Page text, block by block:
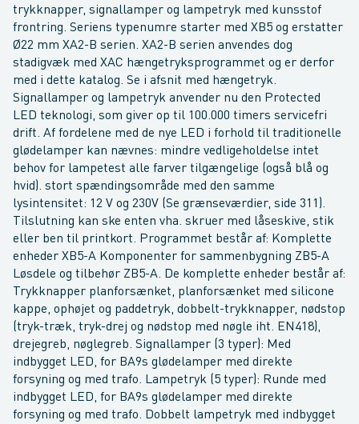
trykknapper, signallamper og lampetryk med kunsstof
frontring. Seriens typenumre starter med XB5 og erstatter
Ø22 mm XA2-B serien. XA2-B serien anvendes dog
stadigvæk med XAC hængetryksprogrammet og er derfor
med i dette katalog. Se i afsnit med hængetryk.
Signallamper og lampetryk anvender nu den Protected
LED teknologi, som giver op til 100.000 timers servicefri
drift. Af fordelene med de nye LED i forhold til traditionelle
glødelamper kan nævnes: mindre vedligeholdelse intet
behov for lampetest alle farver tilgængelige (også blå og
hvid). stort spændingsområde med den samme
lysintensitet: 12 V og 230V (Se grænseværdier, side 311).
Tilslutning kan ske enten vha. skruer med låseskive, stik
eller ben til printkort. Programmet består af: Komplette
enheder XB5-A Komponenter for sammenbygning ZB5-A
Løsdele og tilbehør ZB5-A. De komplette enheder består af:
Trykknapper planforsænket, planforsænket med silicone
kappe, ophøjet og paddetryk, dobbelt-trykknapper, nødstop
(tryk-træk, tryk-drej og nødstop med nøgle iht. EN418),
drejegreb, nøglegreb. Signallamper (3 typer): Med
indbygget LED, for BA9s glødelamper med direkte
forsyning og med trafo. Lampetryk (5 typer): Runde med
indbygget LED, for BA9s glødelamper med direkte
forsyning og med trafo. Dobbelt lampetryk med indbygget